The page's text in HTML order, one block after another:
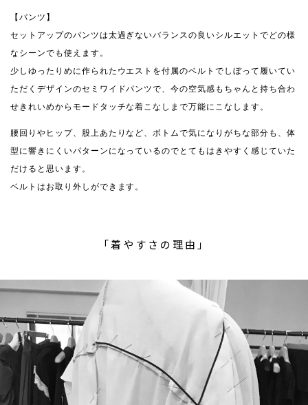
【パンツ】
セットアップのパンツは太過ぎないバランスの良いシルエットでどの様
なシーンでも使えます。
少しゆったりめに作られたウエストを付属のベルトでしぼって履いてい
ただくデザインのセミワイドパンツで、今の空気感もちゃんと持ち合わ
せきれいめからモードタッチな着こなしまで万能にこなします。
腰回りやヒップ、股上あたりなど、ボトムで気になりがちな部分も、体
型に響きにくいパターンになっているのでとてもはきやすく感じていた
だけると思います。
ベルトはお取り外しができます。
「着やすさの理由」